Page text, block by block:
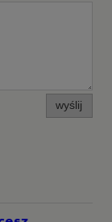
wyślij